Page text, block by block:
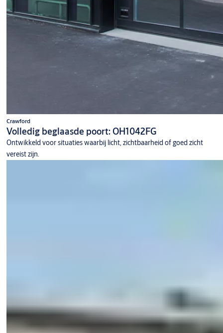
Crawford
Volledig beglaasde poort: OH1042FG
Ontwikkeld voor situaties waarbij licht, zichtbaarheid of goed zicht
vereist zijn.